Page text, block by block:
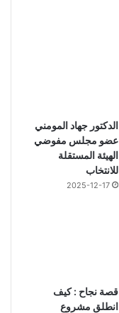
الدكتور جهاد المومني
عضو مجلس مفوضي
الهيئة المستقلة
للانتخاب
2025-12-17
قصة نجاح : كيف
انطلق مشروع